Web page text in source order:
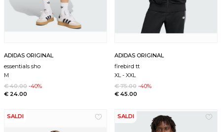
ADIDAS ORIGINAL
essentials sho
M
€ 40.00 -40%
€ 24.00
ADIDAS ORIGINAL
firebird tt
XL -XXL
€ 75.00 -40%
€ 45.00
SALDI SALDI